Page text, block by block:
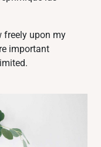
freely upon my
important